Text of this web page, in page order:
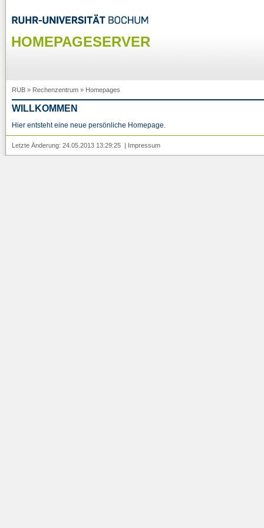
HOMEPAGESERVER
RUB » Rechenzentrum » Homepages
WILLKOMMEN
Hier entsteht eine neue persönliche Homepage.
Letzte Änderung: 24.05.2013 13:29:25 | Impressum